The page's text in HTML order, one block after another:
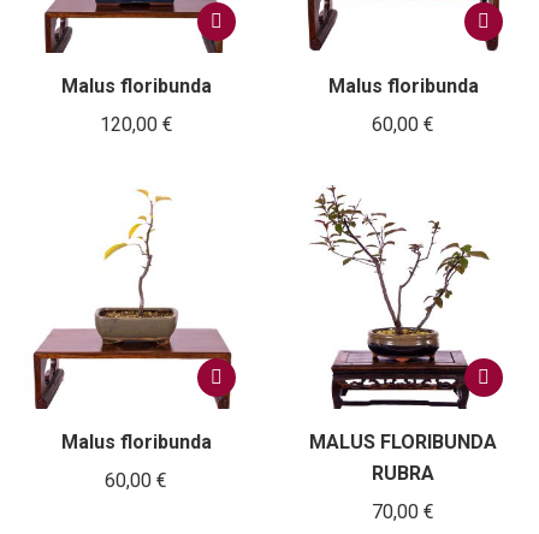
Malus floribunda
120,00 €
Malus floribunda
60,00 €
Malus floribunda
60,00 €
MALUS FLORIBUNDA
RUBRA
70,00 €